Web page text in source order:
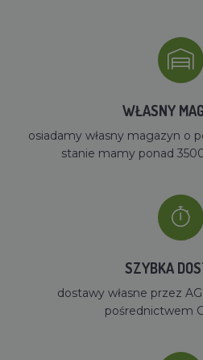
WŁASNY
osiadamy własny magazyn o
stanie mamy ponad
SZYBKA
dostawy własne przez
pośrednictwem